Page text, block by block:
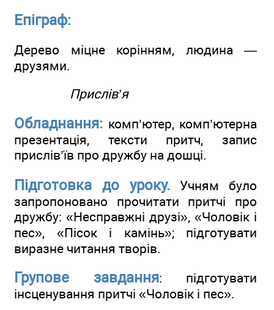
Епіграф:
Дерево міцне корінням, людина —
друзями.
Прислів’я
Обладнання: комп’ютер, комп’ютерна
презентація, тексти притч, запис
прислів’їв про дружбу на дошці.
Підготовка до уроку. Учням було
запропоновано прочитати притчі про
дружбу: «Несправжні друзі», «Чоловік і
пес», «Пісок і камінь»; підготувати
виразне читання творів.
Групове завдання: підготувати
інсценування притчі «Чоловік і пес».